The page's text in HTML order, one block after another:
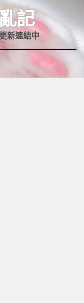
記
新連結中